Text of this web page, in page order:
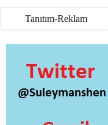
Tanıtım-Reklam